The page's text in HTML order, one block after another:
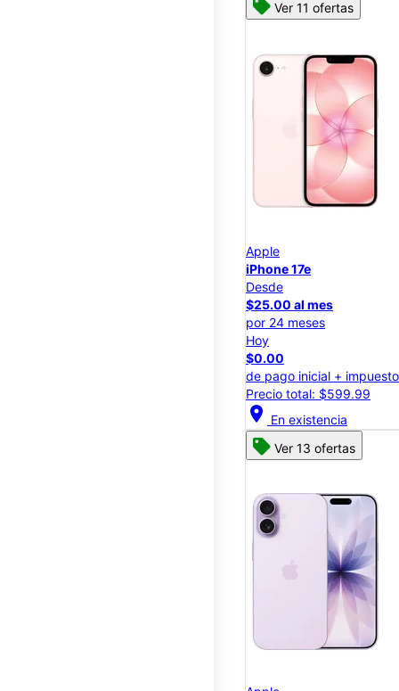
Ver 11 ofertas
Apple
iPhone 17e
Desde
$25.00 al mes
por 24 meses
Hoy
$0.00
de pago inicial +
Precio total: $599.99
location_on En existencia
Ver 13 ofertas